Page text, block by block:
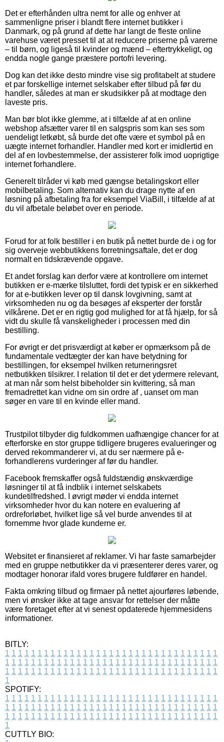
Det er efterhånden ultra nemt for alle og enhver at
sammenligne priser i blandt flere internet butikker i
Danmark, og på grund af dette har langt de fleste online
varehuse været presset til at at reducere priserne på varerne
– til børn, og ligeså til kvinder og mænd – eftertrykkeligt, og
endda nogle gange præstere portofri levering.
Dog kan det ikke desto mindre vise sig profitabelt at studere
et par forskellige internet selskaber efter tilbud på før du
handler, således at man er skudsikker på at modtage den
laveste pris.
Man bør blot ikke glemme, at i tilfælde af at en online
webshop afsætter varer til en salgspris som kan ses som
uendeligt letkøbt, så burde det ofte være et symbol på en
uægte internet forhandler. Handler med kort er imidlertid en
del af en lovbestemmelse, der assisterer folk imod uoprigtige
internet forhandlere.
Generelt tilråder vi køb med gængse betalingskort eller
mobilbetaling. Som alternativ kan du drage nytte af en
løsning på afbetaling fra for eksempel ViaBill, i tilfælde af at
du vil afbetale beløbet over en periode.
Forud for at folk bestiller i en butik på nettet burde de i og for
sig overveje webbutikkens forretningsaftale, det er dog
normalt en tidskrævende opgave.
Et andet forslag kan derfor være at kontrollere om internet
butikken er e-mærke tilsluttet, fordi det typisk er en sikkerhed
for at e-butikken lever op til dansk lovgivning, samt at
virksomheden nu og da besøges af eksperter der forstår
vilkårene. Det er en rigtig god mulighed for at få hjælp, for så
vidt du skulle få vanskeligheder i processen med din
bestilling.
For øvrigt er det prisværdigt at køber er opmærksom på de
fundamentale vedtægter der kan have betydning for
bestillingen, for eksempel hvilken returneringsret
netbutikken tilsikrer. I relation til det er det ydermere relevant,
at man når som helst bibeholder sin kvittering, så man
fremadrettet kan vidne om sin ordre af , uanset om man
søger en vare til en kvinde eller mand.
Trustpilot tilbyder dig fuldkommen uafhængige chancer for at
efterforske en stor gruppe tidligere brugeres evalueringer og
derved rekommanderer vi, at du ser nærmere på e-
forhandlerens vurderinger af før du handler.
Facebook fremskaffer også fuldstændig ønskværdige
løsninger til at få indblik i internet selskabets
kundetilfredshed. I øvrigt møder vi endda internet
virksomheder hvor du kan notere en evaluering af
ordreforløbet, hvilket lige så vel burde anvendes til at
fornemme hvor glade kunderne er.
Websitet er finansieret af reklamer. Vi har faste samarbejder
med en gruppe netbutikker da vi præsenterer deres varer, og
modtager honorar ifald vores brugere fuldfører en handel.
Fakta omkring tilbud og firmaer på nettet ajourføres løbende,
men vi ønsker ikke at tage ansvar for rettelser der måtte
være foretaget efter at vi senest opdaterede hjemmesidens
informationer.
BITLY:
1 1 1 1 1 1 1 1 1 1 1 1 1 1 1 1 1 1 1 1 1 1 1 1 1 1 1 1 1 1 1 1 1
1 1 1 1 1 1 1 1 1 1 1 1 1 1 1 1 1 1 1 1 1 1 1 1 1 1 1 1 1 1 1 1 1
1 1 1 1 1 1 1 1 1 1 1 1 1 1 1 1 1 1 1 1 1 1 1 1 1 1 1 1 1 1 1 1 1
1
SPOTIFY:
1 1 1 1 1 1 1 1 1 1 1 1 1 1 1 1 1 1 1 1 1 1 1 1 1 1 1 1 1 1 1 1 1
1 1 1 1 1 1 1 1 1 1 1 1 1 1 1 1 1 1 1 1 1 1 1 1 1 1 1 1 1 1 1 1 1
1 1 1 1 1 1 1 1 1 1 1 1 1 1 1 1 1 1 1 1 1 1 1 1 1 1 1 1 1 1 1 1 1
1
CUTTLY BIO: